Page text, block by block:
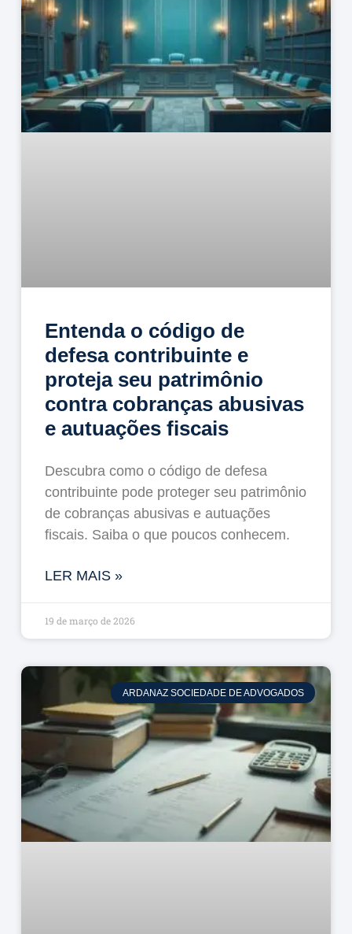
Entenda o código de
defesa contribuinte e
proteja seu patrimônio
contra cobranças abusivas
e autuações fiscais
Descubra como o código de defesa
contribuinte pode proteger seu patrimônio
de cobranças abusivas e autuações
fiscais. Saiba o que poucos conhecem.
LER MAIS »
19 de março de 2026
ARDANAZ SOCIEDADE DE ADVOGADOS